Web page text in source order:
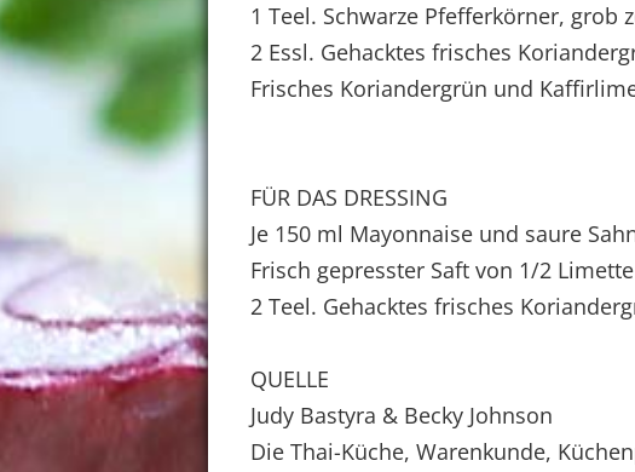
1 Teel. Schwarze Pfefferkörner, grob
2 Essl. Gehacktes frisches
Frisches Koriandergrün und
FÜR DAS DRESSING
Je 150 ml Mayonnaise und saure
Frisch gepresster Saft von 1/2 Limette
2 Teel. Gehacktes frisches
QUELLE
Judy Bastyra & Becky Johnson
Die Thai-Küche, Warenkunde,